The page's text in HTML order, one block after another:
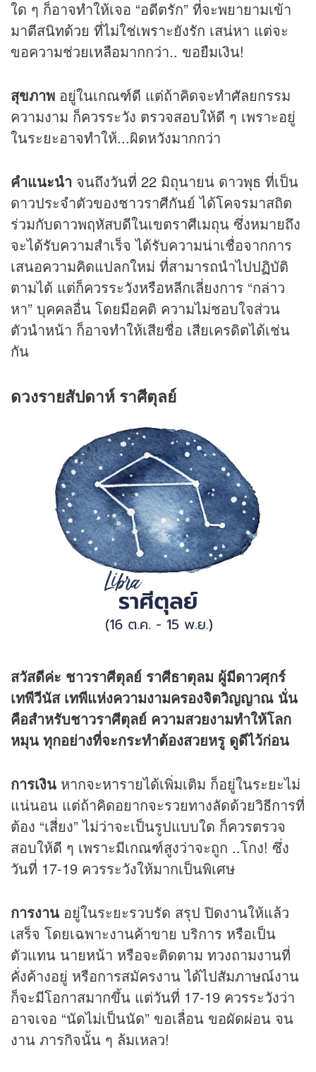
ใด ๆ ก็อาจทำให้เจอ “อดีตรัก” ที่จะพยายามเข้า
มาตีสนิทด้วย ที่ไม่ใช่เพราะยังรัก เสน่หา แต่จะ
ขอความช่วยเหลือมากกว่า.. ขอยืมเงิน!
สุขภาพ อยู่ในเกณฑ์ดี แต่ถ้าคิดจะทำศัลยกรรม
ความงาม ก็ควรระวัง ตรวจสอบให้ดี ๆ เพราะอยู่
ในระยะอาจทำให้...ผิดหวังมากกว่า
คำแนะนำ จนถึงวันที่ 22 มิถุนายน ดาวพุธ ที่เป็น
ดาวประจำตัวของชาวราศีกันย์ ได้โคจรมาสถิต
ร่วมกับดาวพฤหัสบดีในเขตราศีเมถุน ซึ่งหมายถึง
จะได้รับความสำเร็จ ได้รับความน่าเชื่อจากการ
เสนอความคิดแปลกใหม่ ที่สามารถนำไปปฏิบัติ
ตามได้ แต่ก็ควรระวังหรือหลีกเลี่ยงการ “กล่าว
หา” บุคคลอื่น โดยมีอคติ ความไม่ชอบใจส่วน
ตัวนำหน้า ก็อาจทำให้เสียชื่อ เสียเครดิตได้เช่น
กัน
ดวงรายสัปดาห์ ราศีตุลย์
สวัสดีค่ะ ชาวราศีตุลย์ ราศีธาตุลม ผู้มีดาวศุกร์
เทพีวีนัส เทพีแห่งความงามครองจิตวิญญาณ นั่น
คือสำหรับชาวราศีตุลย์ ความสวยงามทำให้โลก
หมุน ทุกอย่างที่จะกระทำต้องสวยหรู ดูดีไว้ก่อน
การเงิน หากจะหารายได้เพิ่มเติม ก็อยู่ในระยะไม่
แน่นอน แต่ถ้าคิดอยากจะรวยทางลัดด้วยวิธีการที่
ต้อง “เสี่ยง” ไม่ว่าจะเป็นรูปแบบใด ก็ควรตรวจ
สอบให้ดี ๆ เพราะมีเกณฑ์สูงว่าจะถูก ..โกง! ซึ่ง
วันที่ 17-19 ควรระวังให้มากเป็นพิเศษ
การงาน อยู่ในระยะรวบรัด สรุป ปิดงานให้แล้ว
เสร็จ โดยเฉพาะงานค้าขาย บริการ หรือเป็น
ตัวแทน นายหน้า หรือจะติดตาม ทวงถามงานที่
คั่งค้างอยู่ หรือการสมัครงาน ได้ไปสัมภาษณ์งาน
ก็จะมีโอกาสมากขึ้น แต่วันที่ 17-19 ควรระวังว่า
อาจเจอ “นัดไม่เป็นนัด” ขอเลื่อน ขอผัดผ่อน จน
งาน ภารกิจนั้น ๆ ล้มเหลว!